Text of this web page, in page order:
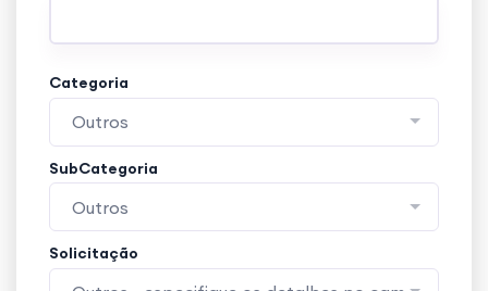
Categoria
Outros
SubCategoria
Outros
Solicitação